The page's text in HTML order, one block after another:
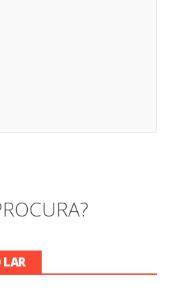
LAR